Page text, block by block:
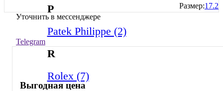
P
Patek Philippe (2)
R
Rolex (7)
Размер:17.2
Уточнить в мессенджере
Telegram
Выгодная цена